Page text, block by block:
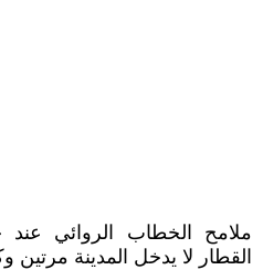
ملامح الخطاب الروائي
القطار لا يدخل المدينة مرتين